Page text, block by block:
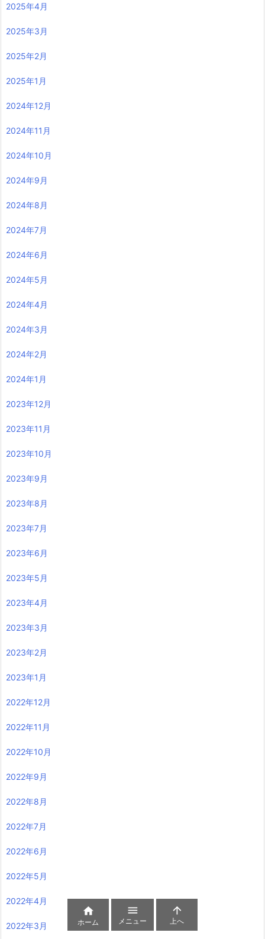
2025年4月
2025年3月
2025年2月
2025年1月
2024年12月
2024年11月
2024年10月
2024年9月
2024年8月
2024年7月
2024年6月
2024年5月
2024年4月
2024年3月
2024年2月
2024年1月
2023年12月
2023年11月
2023年10月
2023年9月
2023年8月
2023年7月
2023年6月
2023年5月
2023年4月
2023年3月
2023年2月
2023年1月
2022年12月
2022年11月
2022年10月
2022年9月
2022年8月
2022年7月
2022年6月
2022年5月
2022年4月
2022年3月

ホーム

メニュー

上へ